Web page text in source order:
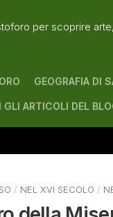
per scoprire
GEOGRAFIA DI
ARTICOLI DEL
/ NEL XVI SECOLO /